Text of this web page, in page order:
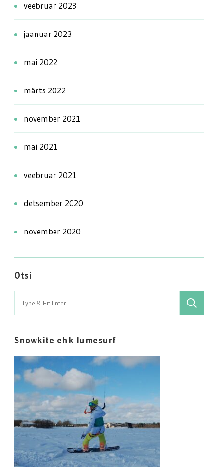
veebruar 2023
jaanuar 2023
mai 2022
märts 2022
november 2021
mai 2021
veebruar 2021
detsember 2020
november 2020
Otsi
Search
for:
Snowkite ehk lumesurf